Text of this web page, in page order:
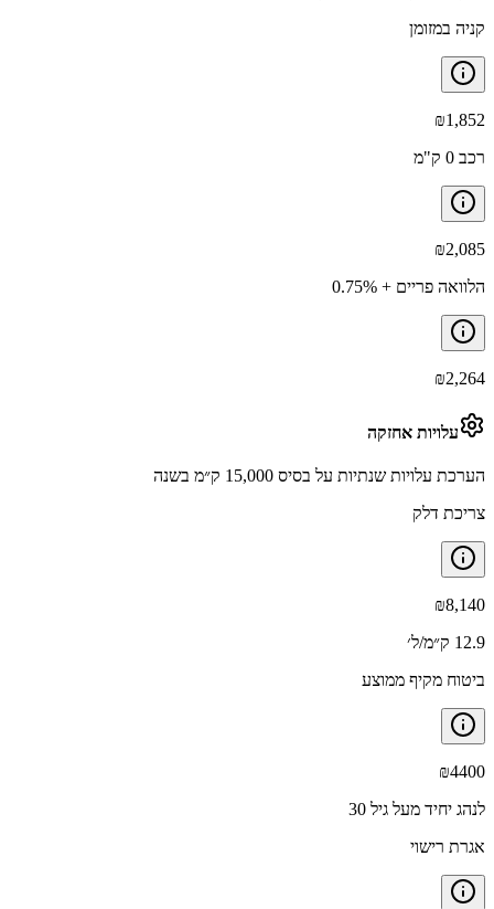
קניה במזומן
₪1,852
רכב 0 ק"מ
₪2,085
הלוואה פריים + 0.75%
₪2,264
עלויות אחזקה
הערכת עלויות שנתיות על בסיס 15,000 ק״מ בשנה
צריכת דלק
₪8,140
12.9 ק״מ/ל׳
ביטוח מקיף ממוצע
₪4400
לנהג יחיד מעל גיל 30
אגרת רישוי